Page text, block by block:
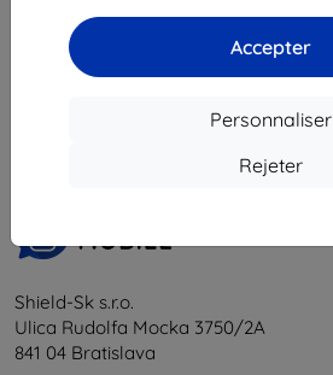
Accepter
Personnaliser
Rejeter
du total
Shield-Sk s.r.o.
Ulica Rudolfa Mocka 3750/2A
841 04 Bratislava